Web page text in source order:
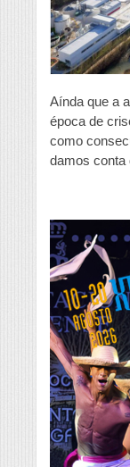
Aínda que a
época de
como
damos